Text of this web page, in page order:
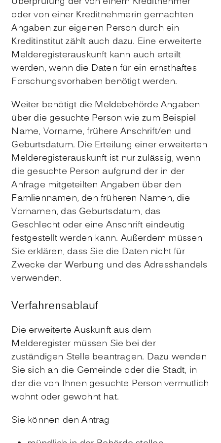
oder von einer Kreditnehmerin gemachten
Angaben zur eigenen Person durch ein
Kreditinstitut zählt auch dazu. Eine erweiterte
Melderegisterauskunft kann auch erteilt
werden, wenn die Daten für ein ernsthaftes
Forschungsvorhaben benötigt werden.
Weiter benötigt die Meldebehörde Angaben
über die gesuchte Person wie zum Beispiel
Name, Vorname, frühere Anschrift/en und
Geburtsdatum. Die Erteilung einer erweiterten
Melderegisterauskunft ist nur zulässig, wenn
die gesuchte Person aufgrund der in der
Anfrage mitgeteilten Angaben über den
Famliennamen, den früheren Namen, die
Vornamen, das Geburtsdatum, das
Geschlecht oder eine Anschrift eindeutig
festgestellt werden kann. Außerdem müssen
Sie erklären, dass Sie die Daten nicht für
Zwecke der Werbung und des Adresshandels
verwenden.
Verfahrensablauf
Die erweiterte Auskunft aus dem
Melderegister müssen Sie bei der
zuständigen Stelle beantragen. Dazu wenden
Sie sich an die Gemeinde oder die Stadt, in
der die von Ihnen gesuchte Person vermutlich
wohnt oder gewohnt hat.
Sie können den Antrag